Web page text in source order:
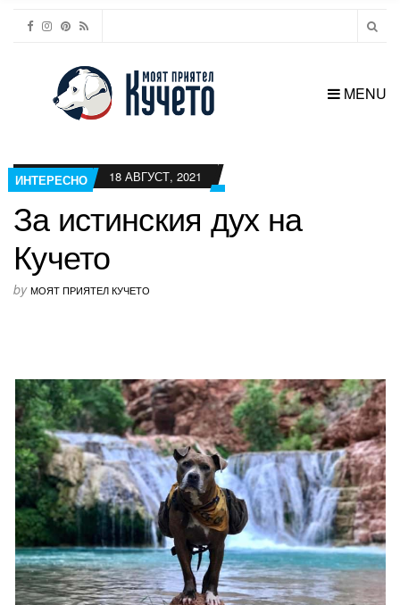
MENU
ИНТЕРЕСНО 18 АВГУСТ, 2021
За истинския дух на
Кучето
by МОЯТ ПРИЯТЕЛ КУЧЕТО